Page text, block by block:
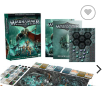
Aggiungi
alla lista
dei
desideri